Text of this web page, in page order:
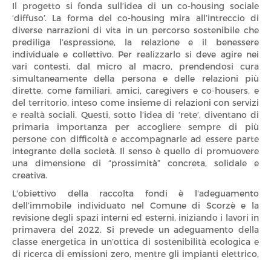
Il progetto si fonda sull’idea di un co-housing sociale
‘diffuso’. La forma del co-housing mira all’intreccio di
diverse narrazioni di vita in un percorso sostenibile che
prediliga l’espressione, la relazione e il benessere
individuale e collettivo. Per realizzarlo si deve agire nei
vari contesti, dal micro al macro, prendendosi cura
simultaneamente della persona e delle relazioni più
dirette, come familiari, amici, caregivers e co-housers, e
del territorio, inteso come insieme di relazioni con servizi
e realtà sociali. Questi, sotto l’idea di ‘rete’, diventano di
primaria importanza per accogliere sempre di più
persone con difficoltà e accompagnarle ad essere parte
integrante della società. Il senso è quello di promuovere
una dimensione di “prossimità” concreta, solidale e
creativa.
L'obiettivo della raccolta fondi è l'adeguamento
dell’immobile individuato nel Comune di Scorzè e la
revisione degli spazi interni ed esterni, iniziando i lavori in
primavera del 2022. Si prevede un adeguamento della
classe energetica in un’ottica di sostenibilità ecologica e
di ricerca di emissioni zero, mentre gli impianti elettrico,